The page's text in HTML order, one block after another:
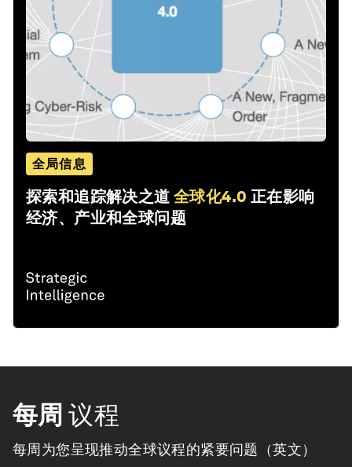
全局信息
探索和追踪解决之道全球化4.0 正在影响
经济、产业和全球问题
每周 议程
每周为您呈现推动全球议程的紧要问题（英文）